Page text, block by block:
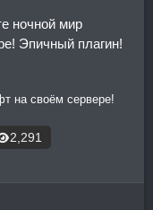
ночной мир
Эпичный плагин!
на своём сервере!
2,291